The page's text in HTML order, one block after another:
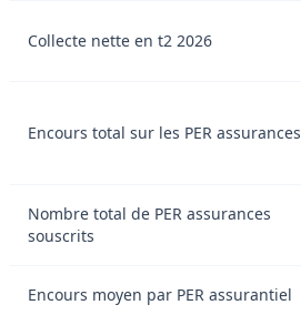
Collecte nette en t2 2026
Encours total sur les PER assurances
Nombre total de PER assurances
souscrits
Encours moyen par PER assurantiel